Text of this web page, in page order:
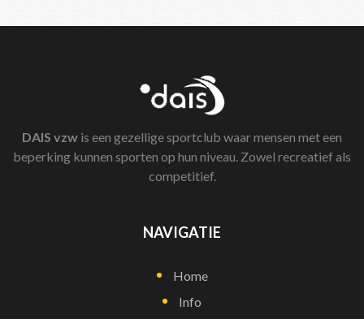
DAIS vzw is een gezellige sportclub waar mensen met een
beperking kunnen sporten op hun niveau. Zowel recreatief als
competitief.
NAVIGATIE
Home
Info